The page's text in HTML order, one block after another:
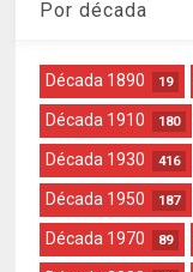
Por década
Década 1890 19
Década 1910 180
Década 1930 416
Década 1950 187
Década 1970 89